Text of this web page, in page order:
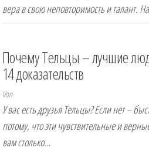
вера в свою неповторимость и талант.
Почему Тельцы – лучшие
14 доказательств
Von
У вас есть друзья Тельцы? Если нет –
потому, что эти чувствительные и
вам столько…